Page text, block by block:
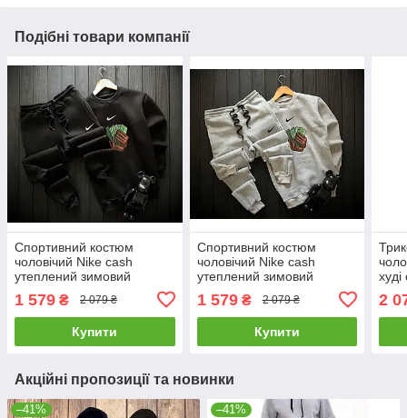
Подібні товари компанії
Спортивний костюм
чоловічий Nike cash
утеплений зимовий
штани найк зима з
начосом
1 579 ₴ 2 079 ₴
Купити
Спортивний костюм
чоловічий Nike cash
утеплений зимовий
штани найк зима з
начосом
1 579₴ 2 079 ₴
Купити
2
Акційні пропозиції та новинки
–41% –41%